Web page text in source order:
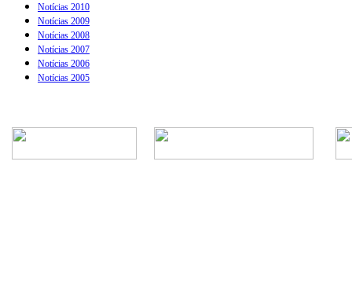
Notícias 2010
Notícias 2009
Notícias 2008
Notícias 2007
Notícias 2006
Notícias 2005